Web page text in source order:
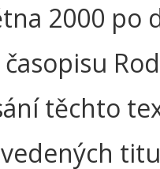
2000 po
těchto